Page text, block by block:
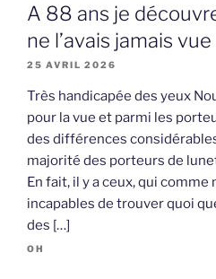
A 88 ans je
ne l’avais jamais vue
25 AVRIL 2026
Très handicapée des yeux
pour la vue et parmi les
des différences
majorité des porteurs de
En fait, il y a ceux, qui
incapables de trouver quoi
des […]
OH